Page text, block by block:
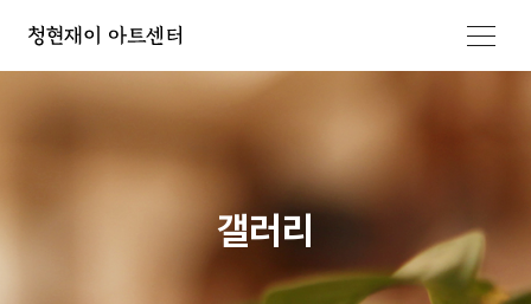
메뉴 열기
갤러리